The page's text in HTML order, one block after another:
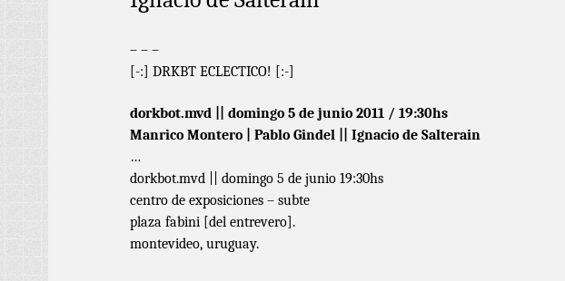
– – –
[-:] DRKBT ECLECTICO! [:-]
dorkbot.mvd || domingo 5 de junio 2011 / 19:30hs
Manrico Montero | Pablo Gindel || Ignacio de Salterain
…
dorkbot.mvd || domingo 5 de junio 19:30hs
centro de exposiciones – subte
plaza fabini [del entrevero].
montevideo, uruguay.